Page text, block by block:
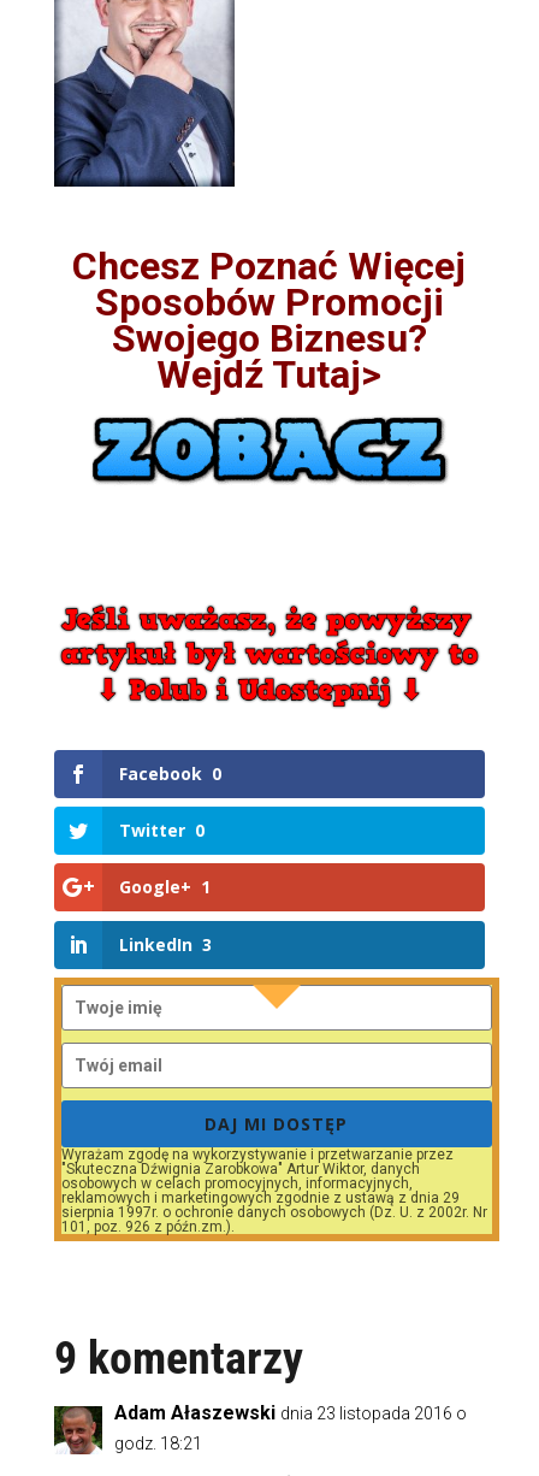
Chcesz Poznać Więcej
Sposobów Promocji
Swojego Biznesu?
Wejdź Tutaj>
Facebook 0
Twitter 0
Google+ 1
LinkedIn 3
DAJ MI DOSTĘP
Wyrażam zgodę na wykorzystywanie i przetwarzanie przez
"Skuteczna Dźwignia Zarobkowa" Artur Wiktor, danych
osobowych w celach promocyjnych, informacyjnych,
reklamowych i marketingowych zgodnie z ustawą z dnia 29
sierpnia 1997r. o ochronie danych osobowych (Dz. U. z 2002r. Nr
101, poz. 926 z późn.zm.).
9 komentarzy
Adam Ałaszewski dnia 23 listopada 2016 o
godz. 18:21